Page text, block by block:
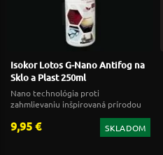
Isokor Lotos G-Nano Antifog na
Sklo a Plast 250ml
Nano technológia proti
zahmlievaniu inšpirovaná prírodou
9,95 € SKLADOM